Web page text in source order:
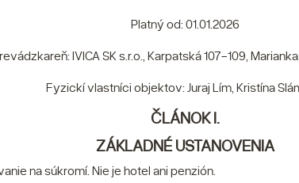
Platný od: 01.01.2026
IVICA SK s.r.o., Karpatská 107-109,
Fyzickí vlastníci objektov: Juraj Lím, Kristína
ČLÁNOK I.
ZÁKLADNÉ USTANOVENIA
na súkromí. Nie je hotel ani penzión.